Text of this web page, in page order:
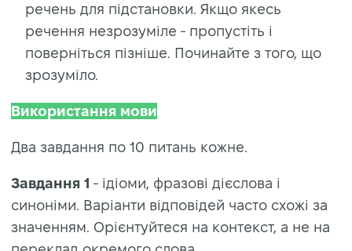
речень для підстановки. Якщо якесь
речення незрозуміле - пропустіть і
поверніться пізніше. Починайте з того, що
зрозуміло.
Використання мови
Два завдання по 10 питань кожне.
Завдання 1 - ідіоми, фразові дієслова і
синоніми. Варіанти відповідей часто схожі за
значенням. Орієнтуйтеся на контекст, а не на